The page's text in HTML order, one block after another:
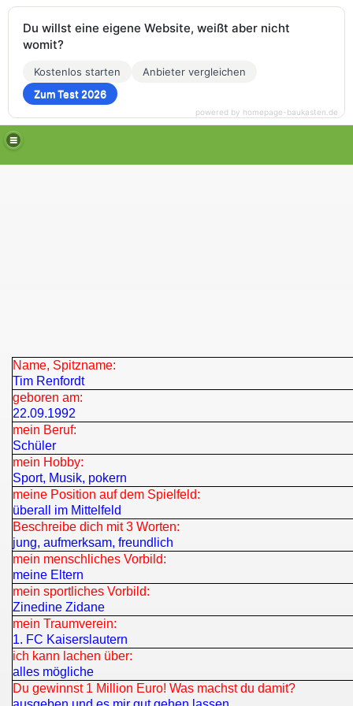
Name, Spitzname:
Tim Renfordt
geboren am:
22.09.1992
mein Beruf:
Schüler
mein Hobby:
Sport, Musik, pokern
meine Position auf dem Spielfeld:
überall im Mittelfeld
Beschreibe dich mit 3 Worten:
jung, aufmerksam, freundlich
mein menschliches Vorbild:
meine Eltern
mein sportliches Vorbild:
Zinedine Zidane
mein Traumverein:
1. FC Kaiserslautern
ich kann lachen über:
alles mögliche
Du gewinnst 1 Million Euro! Was machst du damit?
Du willst eine eigene Website, weißt aber nicht
womit?
Kostenlos starten
Anbieter vergleichen
Zum Test 2026
powered by homepage-baukasten.de